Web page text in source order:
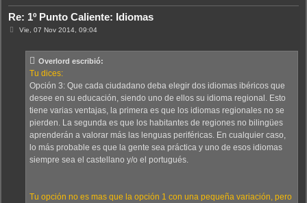
Re: 1º Punto Caliente: Idiomas
MVie, 07 Nov 2014, 09:04
Overlord escribió:
Tu dices:
Opción 3: Que cada ciudadano deba elegir dos idiomas ibéricos que
desee en su educación, siendo uno de ellos su idioma regional. Esto
tiene varias ventajas, la primera es que los idiomas regionales no se
pierden. La segunda es que los habitantes de regiones no bilingües
aprenderán a valorar más las lenguas periféricas. En cualquier caso,
lo más probable es que la gente sea práctica y uno de esos idiomas
siempre sea el castellano y/o el portugués.
Tu opción no es mas que la opción 1 con una pequeña variación, pero